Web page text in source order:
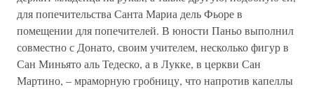
для попечительства Санта Мариа дель Фьоре в
помещении для попечителей. В юности Паньо выполнил
совместно с Донато, своим учителем, несколько фигур в
Сан Миньято аль Тедеско, а в Лукке, в церкви Сан
Мартино, – мраморную гробницу, что напротив капеллы